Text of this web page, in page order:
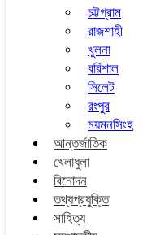
চট্টগ্রাম
রাজশাহী
খুলনা
বরিশাল
সিলেট
রংপুর
ময়মনসিংহ
আন্তর্জাতিক
খেলাধুলা
বিনোদন
তথ্যপ্রযুক্তি
সাহিত্য